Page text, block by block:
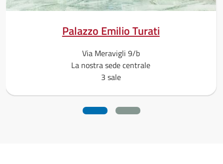
Palazzo Emilio Turati
Via Meravigli 9/b
La nostra sede centrale
3 sale